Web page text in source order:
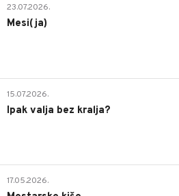
23.07.2026.
Mesi(ja)
15.07.2026.
Ipak valja bez kralja?
17.05.2026.